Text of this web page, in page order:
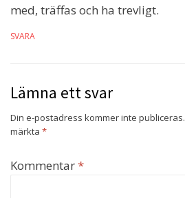
med, träffas och ha trevligt.
SVARA
Lämna ett svar
Din e-postadress kommer inte publiceras.
märkta *
Kommentar*